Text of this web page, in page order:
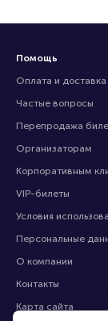
Помощь
Оплата и доставка
Частые вопросы
Перепродажа
Организаторам
Корпоративным
VIP-билеты
Условия
Персональные
О компании
Контакты
Карта сайта